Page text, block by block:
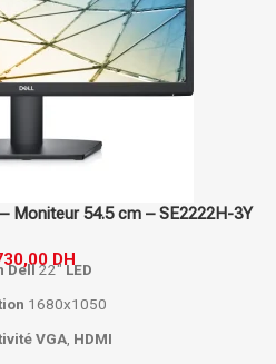
– 60.5cm – P2425H-3Y
2 268,00
Dell24"LED
FullHD 1920x1080
,DisplayPort